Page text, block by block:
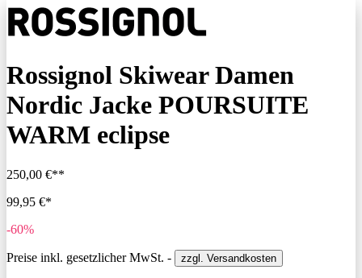
Rossignol Skiwear Damen
Nordic Jacke POURSUITE
WARM eclipse
250,00 €**
99,95 €*
-60%
Preise inkl. gesetzlicher MwSt. - zzgl. Versandkosten